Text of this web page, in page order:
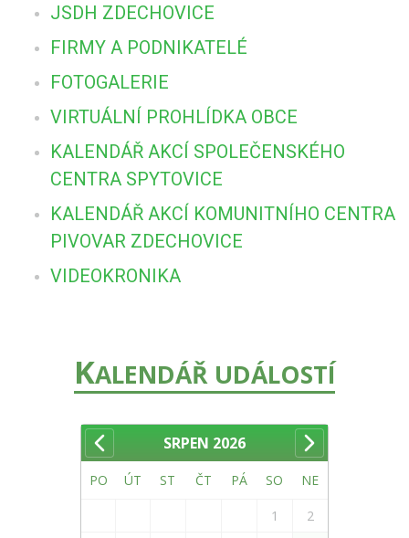
JSDH ZDECHOVICE
FIRMY A PODNIKATELÉ
FOTOGALERIE
VIRTUÁLNÍ PROHLÍDKA OBCE
KALENDÁŘ AKCÍ SPOLEČENSKÉHO
CENTRA SPYTOVICE
KALENDÁŘ AKCÍ KOMUNITNÍHO CENTRA
PIVOVAR ZDECHOVICE
VIDEOKRONIKA
KALENDÁŘ UDÁLOSTÍ
SRPEN 2026
PO ÚT ST ČT PÁ SO NE
1
2